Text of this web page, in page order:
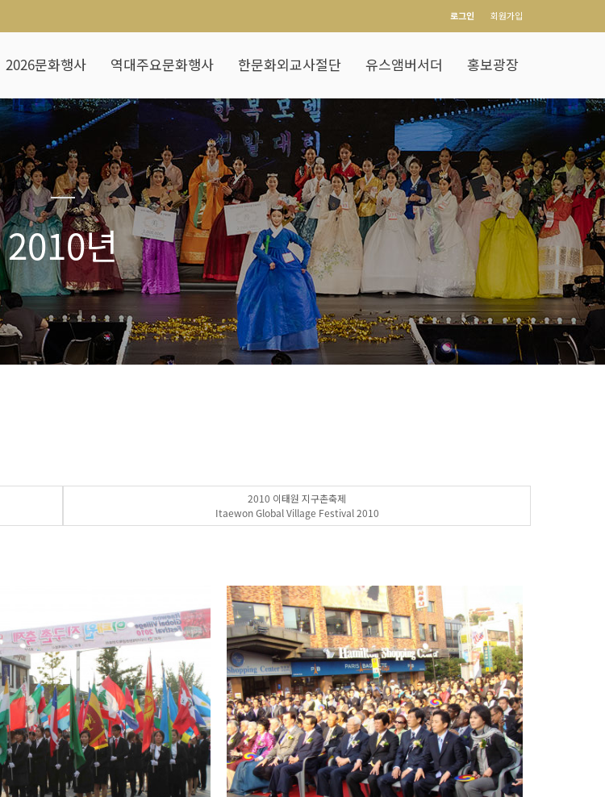
회원가입
로그인
2026문화행사 역대주요문화행사 한문화외교사절단 유스앰버서더 홍보광장
2010년
2010 이태원 지구촌축제
Itaewon Global Village Festival 2010